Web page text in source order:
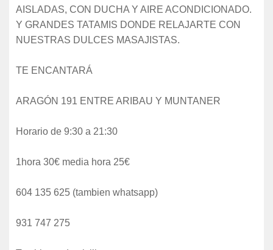
AISLADAS, CON DUCHA Y AIRE ACONDICIONADO.
Y GRANDES TATAMIS DONDE RELAJARTE CON
NUESTRAS DULCES MASAJISTAS.
TE ENCANTARÁ
ARAGÓN 191 ENTRE ARIBAU Y MUNTANER
Horario de 9:30 a 21:30
1hora 30€ media hora 25€
604 135 625 (tambien whatsapp)
931 747 275